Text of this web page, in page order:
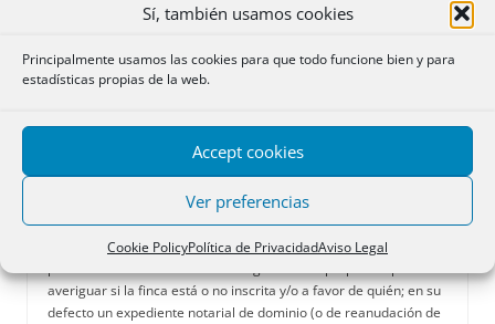
Sí, también usamos cookies
Principalmente usamos las cookies para que todo funcione bien y para
estadísticas propias de la web.
Accept cookies
Ver preferencias
Cookie PolicyPolítica de PrivacidadAviso Legal
08/02/2020 a las 10:31 #67686
ACME
Moderador
Buenos días. En principio el informe de la diputación no le servirá
para ninguno de los propósitos que indica. Hay varias
posibilidades: consultar bien el registro de la propiedad para
averiguar si la finca está o no inscrita y/o a favor de quién; en su
defecto un expediente notarial de dominio (o de reanudación de